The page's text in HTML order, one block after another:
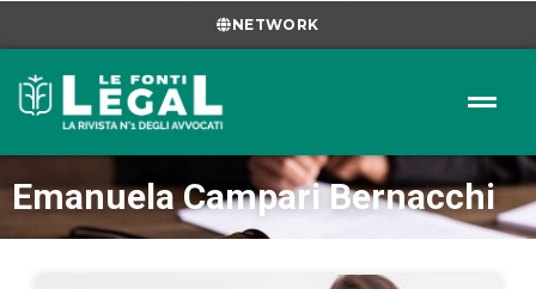
NETWORK
Emanuela Campari Bernacchi